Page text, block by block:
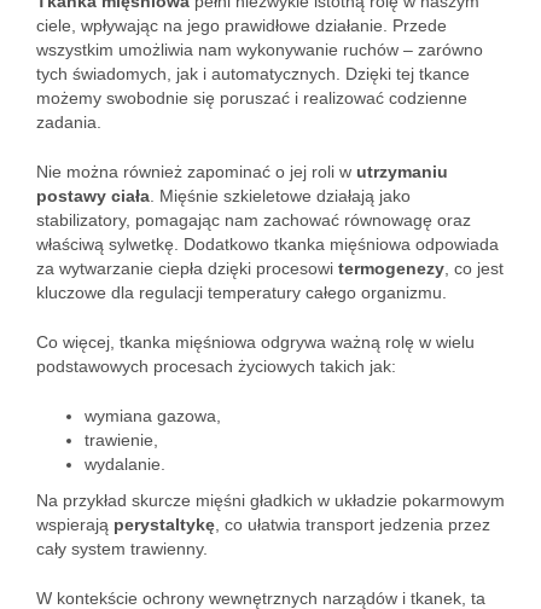
ciele, wpływając na jego prawidłowe działanie. Przede
wszystkim umożliwia nam wykonywanie ruchów – zarówno
tych świadomych, jak i automatycznych. Dzięki tej tkance
możemy swobodnie się poruszać i realizować codzienne
zadania.
Nie można również zapominać o jej roli w utrzymaniu
postawy ciała . Mięśnie szkieletowe działają jako
stabilizatory, pomagając nam zachować równowagę oraz
właściwą sylwetkę. Dodatkowo tkanka mięśniowa odpowiada
za wytwarzanie ciepła dzięki procesowi termogenezy , co jest
kluczowe dla regulacji temperatury całego organizmu.
Co więcej, tkanka mięśniowa odgrywa ważną rolę w wielu
podstawowych procesach życiowych takich jak:
wymiana gazowa,
trawienie,
wydalanie.
Na przykład skurcze mięśni gładkich w układzie pokarmowym
wspierają perystaltykę , co ułatwia transport jedzenia przez
cały system trawienny.
W kontekście ochrony wewnętrznych narządów i tkanek, ta